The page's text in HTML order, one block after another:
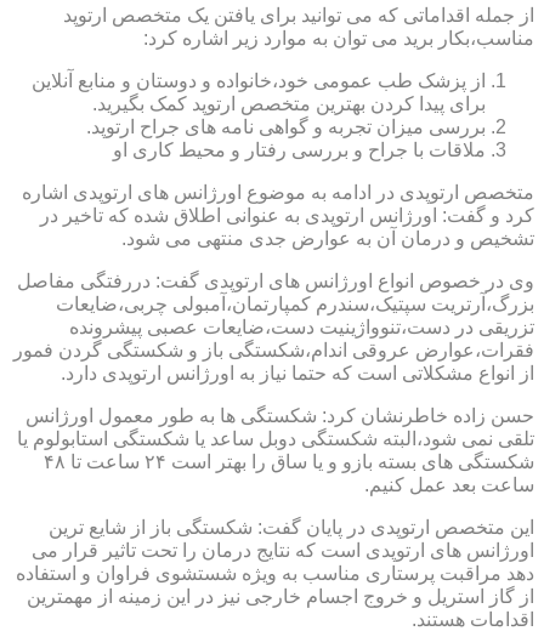
از جمله اقداماتی که می توانید برای یافتن یک متخصص ارتوپد
مناسب،بکار برید می توان به موارد زیر اشاره کرد:
از پزشک طب عمومی خود،خانواده و دوستان و منابع آنلاین
برای پیدا کردن بهترین متخصص ارتوپد کمک بگیرید.
بررسی میزان تجربه و گواهی نامه های جراح ارتوپد.
ملاقات با جراح و بررسی رفتار و محیط کاری او
متخصص ارتوپدی در ادامه به موضوع اورژانس های ارتوپدی اشاره
کرد و گفت: اورژانس ارتوپدی به عنوانی اطلاق شده که تاخیر در
تشخیص و درمان آن به عوارض جدی منتهی می شود.
وی در خصوص انواع اورژانس های ارتوپدی گفت: دررفتگی مفاصل
بزرگ،آرتریت سپتیک،سندرم کمپارتمان،آمبولی چربی،ضایعات
تزریقی در دست،تنوواژینیت دست،ضایعات عصبی پیشرونده
فقرات،عوارض عروقی اندام،شکستگی باز و شکستگی گردن فمور
از انواع مشکلاتی است که حتما نیاز به اورژانس ارتوپدی دارد.
حسن زاده خاطرنشان کرد: شکستگی ها به طور معمول اورژانس
تلقی نمی شود،البته شکستگی دوبل ساعد یا شکستگی استابولوم یا
شکستگی های بسته بازو و یا ساق را بهتر است ۲۴ ساعت تا ۴۸
ساعت بعد عمل کنیم.
این متخصص ارتوپدی در پایان گفت: شکستگی باز از شایع ترین
اورژانس های ارتوپدی است که نتایج درمان را تحت تاثیر قرار می
دهد مراقبت پرستاری مناسب به ویژه شستشوی فراوان و استفاده
از گاز استریل و خروج اجسام خارجی نیز در این زمینه از مهمترین
اقدامات هستند.